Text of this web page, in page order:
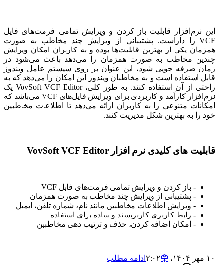
این نرم‌افزار قابلیت باز کردن و ویرایش تمامی فرمت‌های فایل
VCF را داراست. پشتیبانی از ویرایش چند مخاطب به صورت
همزمان یکی از بهترین قابلیت‌ها بوده و به کاربران امکان ویرایش
چندین مخاطب به صورت همزمان را می‌دهد باعث می‌شود در
زمان صرفه جویی شود، این عنوان بر روی سیستم عامل ویندوز
قابل استفاده است و به مخاطبان ویندوز این امکان را می‌دهد که به
راحتی از آن استفاده کنند. به طور کلی، VovSoft VCF Editor یک
نرم‌افزار کارآمد و کاربردی برای ویرایش فایل‌های VCF می‌باشد که
امکانات متنوعی را به کاربران ارائه می‌دهد تا اطلاعات مخاطبین
خود را به بهترین شکل مدیریت کنند.
قابلیت های کلیدی نرم افزار VovSoft VCF Editor
- باز کردن و ویرایش تمامی فرمت‌های فایل VCF
- پشتیبانی از ویرایش چند مخاطب به صورت همزمان
- ویرایش اطلاعات مخاطبین مانند نام، شماره تلفن، ایمیل
- رابط کاربری کاربرپسند و ساده برای استفاده
- امکان اضافه کردن، حذف و ترتیب دهی مخاطبین
۱۰ مهر ۱۴۰۴،‏ ۲:۰۲
ادامه مطلب